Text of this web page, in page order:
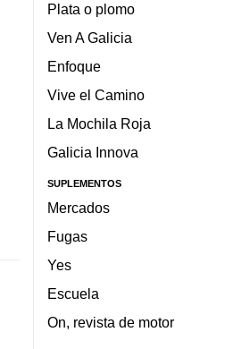
Plata o plomo
Ven A Galicia
Enfoque
Vive el Camino
La Mochila Roja
Galicia Innova
SUPLEMENTOS
Mercados
Fugas
Yes
Escuela
On, revista de motor